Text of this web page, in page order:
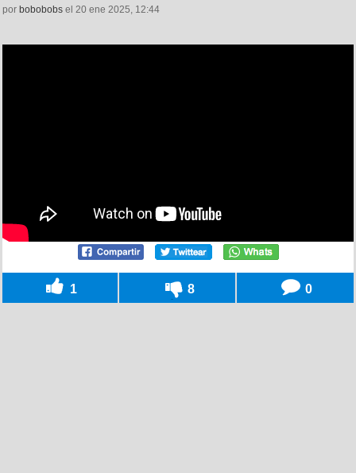
por bobobobs el 20 ene 2025, 12:44
1 8 0